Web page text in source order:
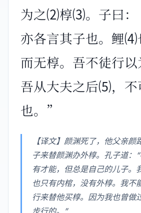
为之⑵椁⑶。子曰：
亦各言其子也。鲤⑷
而无椁。吾不徒行
吾从大夫之后⑸，不
也。”
【译文】颜渊死了，他父亲颜
子来替颜渊办外椁。孔子道：
有才能，但总是自己的儿子。
也只有内棺，没有外椁。我不
行来替他买椁。因为我也曾做
步行的。”